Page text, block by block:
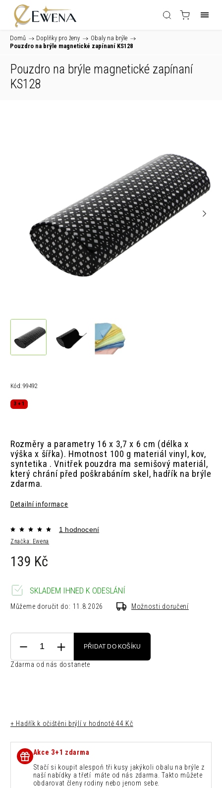
Domů / Doplňky pro ženy / Obaly na brýle /
Pouzdro na brýle magnetické zapínaní KS128
Pouzdro na brýle magnetické zapínaní
KS128
Kód: 99492
3 + 1
Rozměry a parametry 16 x 3,7 x 6 cm (délka x
výška x šířka). Hmotnost 100 g materiálvinyl, kov,
syntetika .Vnitřek pouzdra ma semišový materiál,
který chrání před poškrabáním skel, hadřík na brýle
zdarma.
Detailní informace
Značka: Ewena
1 hodnocení
139 Kč
SKLADEM IHNED K ODESLÁNÍ
Můžeme doručit do: 11.8.2026 Možnosti doručení
PŘIDAT DO KOŠÍKU
Zdarma od nás dostanete
+ Hadřík k očištěni brýlív hodnotě 44 Kč
Akce 3+1 zdarma
Stačí si koupit alespoň tři kusy jakýkoli obalu na brýle z
naší nabídky a třetí máte od nás zdarma. Takto můžete
obdarovat členy rodiny nebo jenom sebe.